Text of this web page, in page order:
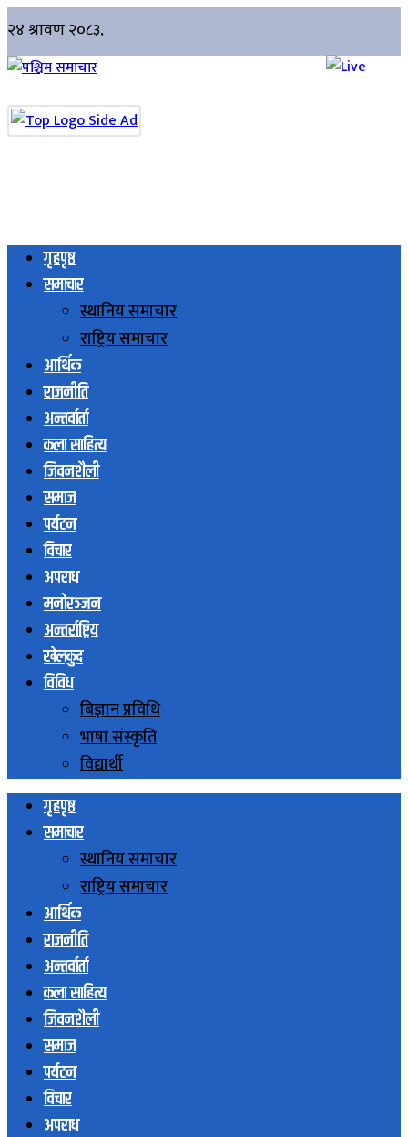
गृहपृष्ठ
समाचार
स्थानिय समाचार
राष्ट्रिय समाचार
आर्थिक
राजनीति
अन्तर्वार्ता
कला साहित्य
जिवनशैली
समाज
पर्यटन
विचार
अपराध
मनोरञ्जन
अन्तर्राष्ट्रिय
खेलकुद
विविध
बिज्ञान प्रविधि
भाषा संस्कृति
विद्यार्थी
गृहपृष्ठ
समाचार
स्थानिय समाचार
राष्ट्रिय समाचार
आर्थिक
राजनीति
अन्तर्वार्ता
कला साहित्य
जिवनशैली
समाज
पर्यटन
विचार
अपराध